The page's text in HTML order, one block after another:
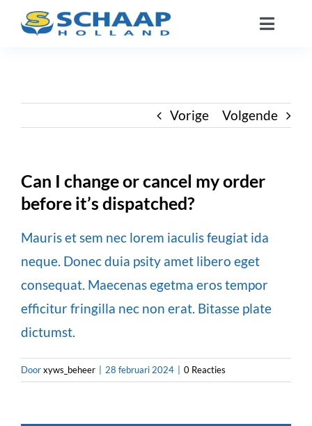
naar
Toggle
Segmenten
Contact
NL
Vorige Volgende
Can I change or cancel my order
before it’s dispatched?
Mauris et sem nec lorem iaculis feugiat ida
neque. Donec duia psity amet libero eget
consequat. Maecenas egetma eros tempor
efficitur fringilla nec non erat. Bitasse plate
dictumst.
Doorxyws_beheer 28 februari 2024 0 Reacties